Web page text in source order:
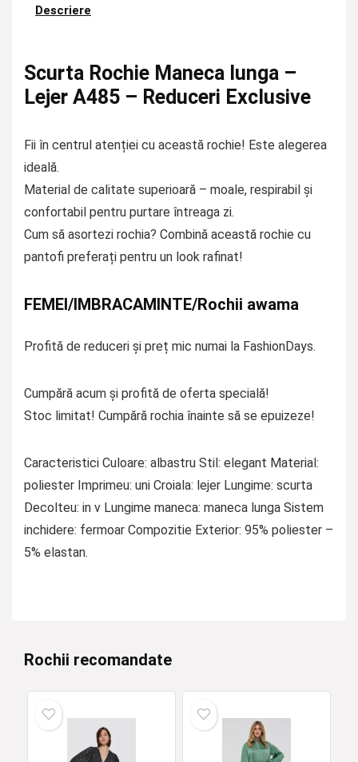
Descriere
Scurta Rochie Maneca lunga –
Lejer A485 – Reduceri Exclusive
Fii în centrul atenției cu această rochie! Este alegerea
ideală.
Material de calitate superioară – moale, respirabil și
confortabil pentru purtare întreaga zi.
Cum să asortezi rochia? Combină această rochie cu
pantofi preferați pentru un look rafinat!
FEMEI/IMBRACAMINTE/Rochii awama
Profită de reduceri și preț mic numai la FashionDays.
Cumpără acum și profită de oferta specială!
Stoc limitat! Cumpără rochia înainte să se epuizeze!
Caracteristici Culoare: albastru Stil: elegant Material:
poliester Imprimeu: uni Croiala: lejer Lungime: scurta
Decolteu: in v Lungime maneca: maneca lunga Sistem
inchidere: fermoar Compozitie Exterior: 95% poliester –
5% elastan.
Rochii recomandate